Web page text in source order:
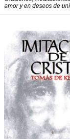
amor y en deseos de